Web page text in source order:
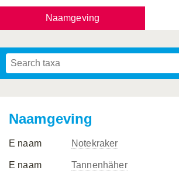
Naamgeving
Naamgeving
E naam Notekraker
E naam Tannenhäher